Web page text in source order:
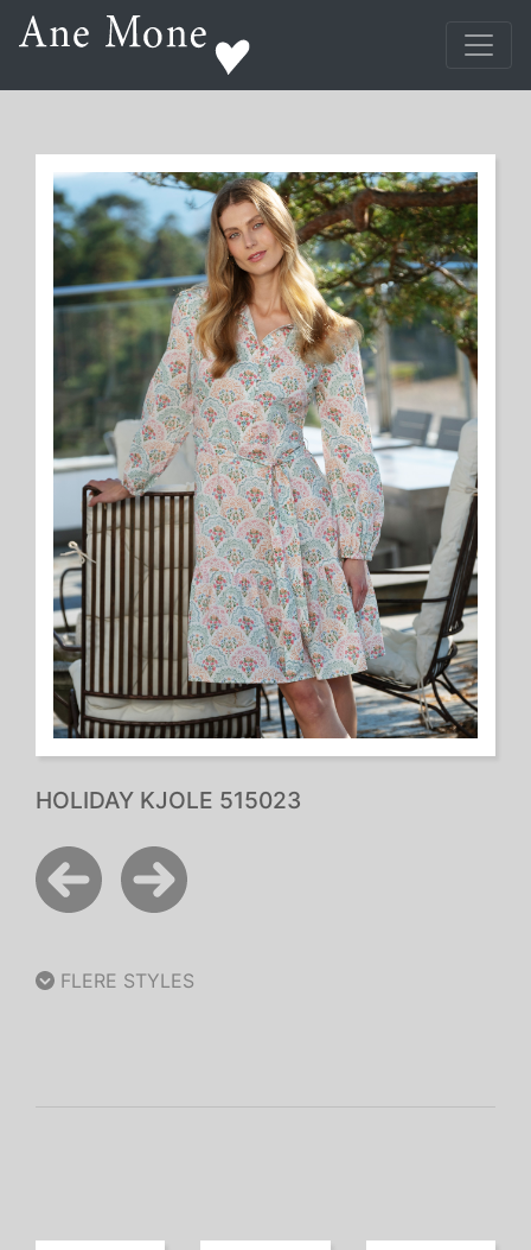
HOLIDAY KJOLE 515023
FLERE STYLES